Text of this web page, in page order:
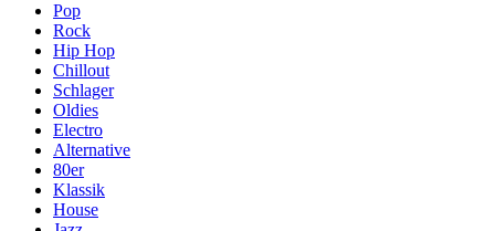
Pop
Rock
Hip Hop
Chillout
Schlager
Oldies
Electro
Alternative
80er
Klassik
House